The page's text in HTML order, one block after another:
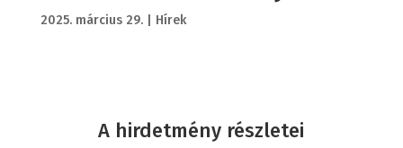
2025. március 29.| Hírek
A hirdetmény részletei